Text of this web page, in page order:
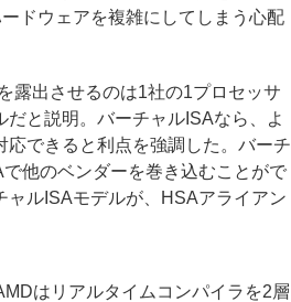
ドウェアを複雑にしてしまう心配
露出させるのは1社の1プロセッサ
だと説明。バーチャルISAなら、よ
応できると利点を強調した。バーチ
他のベンダーを巻き込むことがで
ャルISAモデルが、HSAアライアン
はリアルタイムコンパイラを2層